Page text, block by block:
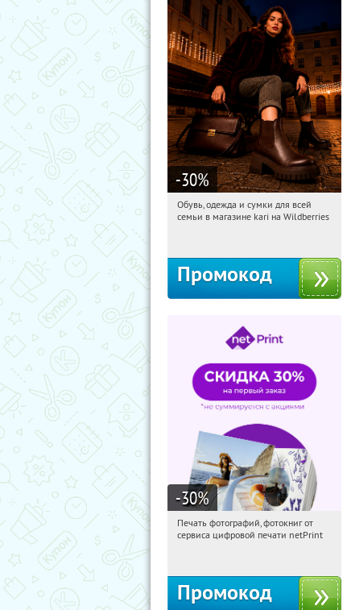
-30%
14:14:00 Получили:
Обувь, одежда и сумки для всей
семьи в магазине kari на Wildberries
Промокод
-30%
14:14:00 Получили:
Печать фотографий, фотокниг от
сервиса цифровой печати netPrint
Промокод